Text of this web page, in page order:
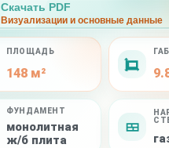
ПЛОЩАДЬ
148 м²
ФУНДАМЕНТ
монолитная
ж/б плита
Скачать PDF
Визуализации и основные данные